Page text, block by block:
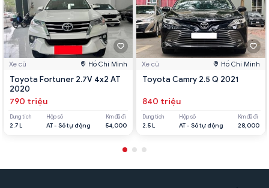
Xe cũ Hồ Chí Minh
Toyota Fortuner 2.7V 4x2 AT
2020
790 triệu
Dung tích
2.7 L
Hộp số
AT - Số tự động
Km đã đi
54,000
Xe cũ Hồ Chí Minh
Toyota Camry 2.5 Q 2021
840 triệu
Dung tích
2.5 L
Hộp số
AT - Số tự động
Km đã đi
28,000